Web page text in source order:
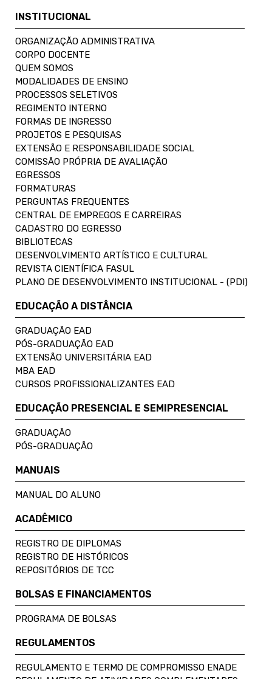
INSTITUCIONAL
ORGANIZAÇÃO ADMINISTRATIVA
CORPO DOCENTE
QUEM SOMOS
MODALIDADES DE ENSINO
PROCESSOS SELETIVOS
REGIMENTO INTERNO
FORMAS DE INGRESSO
PROJETOS E PESQUISAS
EXTENSÃO E RESPONSABILIDADE SOCIAL
COMISSÃO PRÓPRIA DE AVALIAÇÃO
EGRESSOS
FORMATURAS
PERGUNTAS FREQUENTES
CENTRAL DE EMPREGOS E CARREIRAS
CADASTRO DO EGRESSO
BIBLIOTECAS
DESENVOLVIMENTO ARTÍSTICO E CULTURAL
REVISTA CIENTÍFICA FASUL
PLANO DE DESENVOLVIMENTO INSTITUCIONAL - (PDI)
EDUCAÇÃO A DISTÂNCIA
GRADUAÇÃO EAD
PÓS-GRADUAÇÃO EAD
EXTENSÃO UNIVERSITÁRIA EAD
MBA EAD
CURSOS PROFISSIONALIZANTES EAD
EDUCAÇÃO PRESENCIAL E SEMIPRESENCIAL
GRADUAÇÃO
PÓS-GRADUAÇÃO
MANUAIS
MANUAL DO ALUNO
ACADÊMICO
REGISTRO DE DIPLOMAS
REGISTRO DE HISTÓRICOS
REPOSITÓRIOS DE TCC
BOLSAS E FINANCIAMENTOS
PROGRAMA DE BOLSAS
REGULAMENTOS
REGULAMENTO E TERMO DE COMPROMISSO ENADE